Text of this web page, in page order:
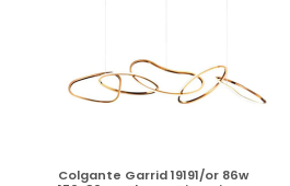
Colgante Garrid 19191/or 86w